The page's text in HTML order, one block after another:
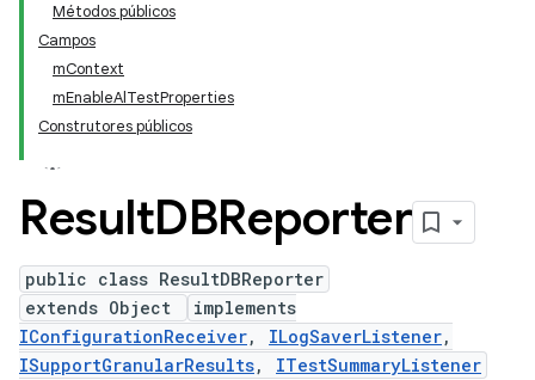
Métodos públicos
Campos
mContext
mEnableAlTestProperties
Construtores públicos
ResultDBReporter
public class ResultDBReporter
extends Object
implements
IConfigurationReceiver, ILogSaverListener,
ISupportGranularResults, ITestSummaryListener